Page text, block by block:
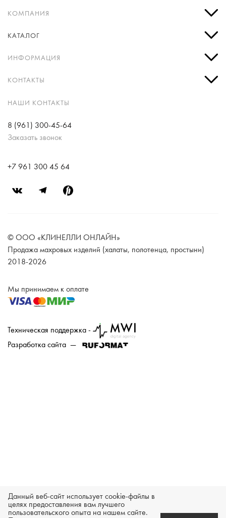
КОМПАНИЯ
КАТАЛОГ
ИНФОРМАЦИЯ
КОНТАКТЫ
НАШИ КОНТАКТЫ
8 (961) 300-45-64
Заказать звонок
+7 961 300 45 64
© ООО «КЛИНЕЛЛИ ОНЛАЙН»
Продажа махровых изделий (халаты, полотенца, простыни)
2018-2026
Мы принимаем к оплате
Техническая поддержка -
Разработка сайта —
Данный веб-сайт использует cookie-файлы в
целях предоставления вам лучшего
пользовательского опыта на нашем сайте.